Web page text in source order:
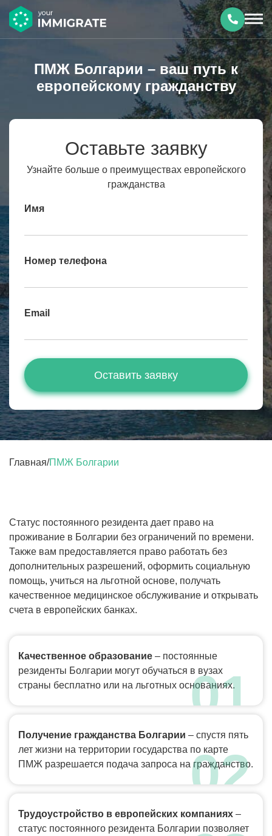
ПМЖ Болгарии – ваш путь к
европейскому гражданству
Оставьте заявку
Узнайте больше о преимуществах европейского
гражданства
Имя
Номер телефона
Email
Оставить заявку
Главная/ПМЖ Болгарии
Статус постоянного резидента дает право на
проживание в Болгарии без ограничений по времени.
Также вам предоставляется право работать без
дополнительных разрешений, оформить социальную
помощь, учиться на льготной основе, получать
качественное медицинское обслуживание и открывать
счета в европейских банках.
Качественное образование – постоянные
резиденты Болгарии могут обучаться в вузах
страны бесплатно или на льготных основаниях.
Получение гражданства Болгарии – спустя пять
лет жизни на территории государства по карте
ПМЖ разрешается подача запроса на гражданство.
Трудоустройство в европейских компаниях –
статус постоянного резидента Болгарии позволяет